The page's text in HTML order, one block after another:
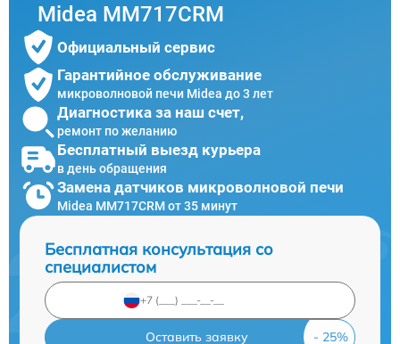
Midea MM717CRM
Официальный сервис
Гарантийное обслуживание
микроволновой печи Midea до 3 лет
Диагностика за наш счет,
ремонт по желанию
Бесплатный выезд курьера
в день обращения
Замена датчиков микроволновой печи
Midea MM717CRM от 35 минут
Бесплатная консультация со
специалистом
Оставить заявку